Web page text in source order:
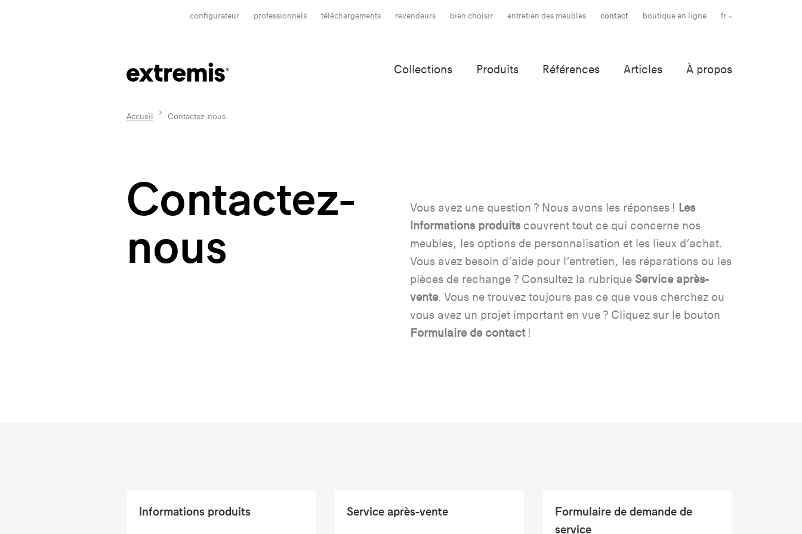
configurateur professionnels téléchargements revendeurs bien choisir entretien des meubles contact boutique en ligne fr
Collections Produits Références Articles À propos
Accueil Contactez-nous
Contactez-
nous
Vous avez une question ? Nous avons les réponses ! Les
nformations produits couvrent tout ce qui concerne nos
meubles, les options de personnalisation et les lieux d’achat.
Vous avez besoin d’aide pour l’entretien, les réparations ou les
pièces de rechange ? Consultez la rubrique Service après-
vente. Vous ne trouvez toujours pas ce que vous cherchez ou
vous avez un projet important en vue ? Cliquez sur le bouton
Formulaire de contact !
Informations produits Service après-vente
Formulaire de demande de
service